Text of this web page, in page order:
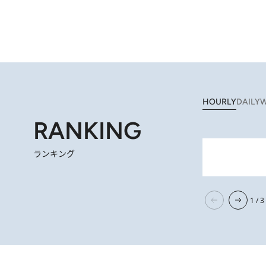
RANKING
ランキング
HOURLYDAILY
1 / 3